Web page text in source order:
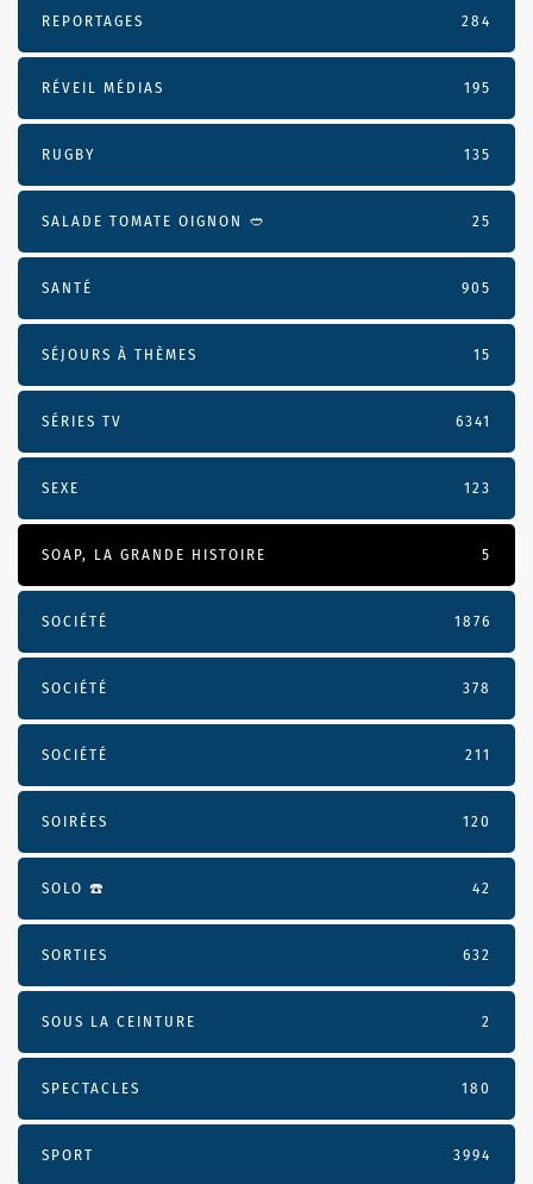
REPORTAGES 284
RÉVEIL MÉDIAS 195
RUGBY 135
SALADE TOMATE OIGNON 🥙 25
SANTÉ 905
SÉJOURS À THÈMES 15
SÉRIES TV 6341
SEXE 123
SOAP, LA GRANDE HISTOIRE 5
SOCIÉTÉ 1876
SOCIÉTÉ 378
SOCIÉTÉ 211
SOIRÉES 120
SOLO ☎️ 42
SORTIES 632
SOUS LA CEINTURE 2
SPECTACLES 180
SPORT 3994